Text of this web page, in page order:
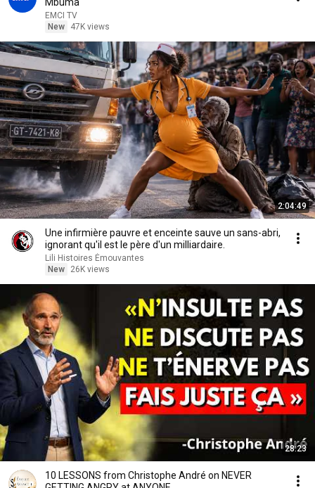
EMCI TV
New
47K views
2:04:49
Une infirmière pauvre et enceinte sauve un sans-abri,
ignorant qu'il est le père d'un milliardaire.
Lili Histoires Émouvantes
New
26K views
28:23
10 LESSONS from Christophe André on NEVER